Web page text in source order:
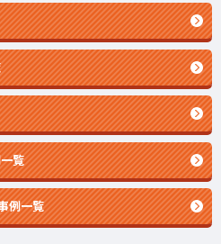
覧
例一覧